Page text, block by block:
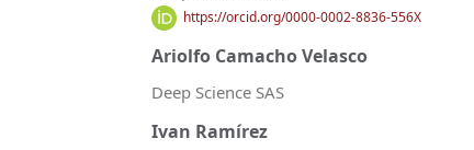
https://orcid.org/0000-0002-8836-556X
Ariolfo Camacho Velasco
Deep Science SAS
Ivan Ramírez